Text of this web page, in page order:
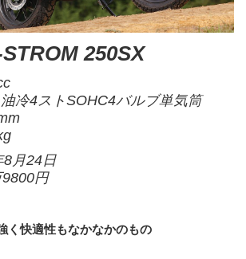
250SX
冷4ストSOHC4バルブ単気筒
8月24日
円
く快適性もなかなかのもの